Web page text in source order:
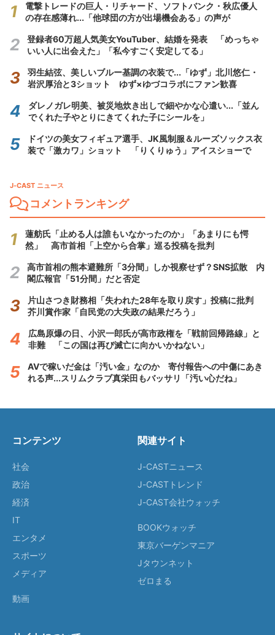
電撃トレードの巨人・リチャード、ソフトバンク・秋広優人
の存在感薄れ...「他球団の方が出場機会ある」の声が
登録者60万超人気美女YouTuber、結婚を発表 「めっちゃ
いい人に出会えた」「私今すごく安定してる」
羽生結弦、美しいブルー基調の衣装で...「ゆず」北川悠仁・
岩沢厚治と3ショット ゆず×ゆづコラボにファン歓喜
ダレノガレ明美、被災地炊き出しで細やかな心遣い...「並ん
でくれた子やとりにきてくれた子にシールを」
ドイツの美女フィギュア選手、JK風制服＆ルーズソックス衣
装で「激カワ」ショット 「りくりゅう」アイスショーで
J-CAST ニュース
コメントランキング
蓮舫氏「止める人は誰もいなかったのか」「あまりにも愕
然」 高市首相「上空から合掌」巡る投稿を批判
高市首相の熊本避難所「3分間」しか視察せず？SNS拡散 内
閣広報官「51分間」だと否定
片山さつき財務相「失われた28年を取り戻す」投稿に批判
芥川賞作家「自民党の大失政の結果だろう」
広島原爆の日、小沢一郎氏が高市政権を「戦前回帰路線」と
非難 「この国は再び滅亡に向かいかねない」
AVで稼いだ金は「汚い金」なのか 寄付報告への中傷にあき
れる声...スリムクラブ真栄田もバッサリ「汚い心だね」
コンテンツ
社会
政治
経済
IT
エンタメ
スポーツ
メディア
動画
関連サイト
J-CASTニュース
J-CASTトレンド
J-CAST会社ウォッチ
BOOKウォッチ
東京バーゲンマニア
Jタウンネット
ゼロまる